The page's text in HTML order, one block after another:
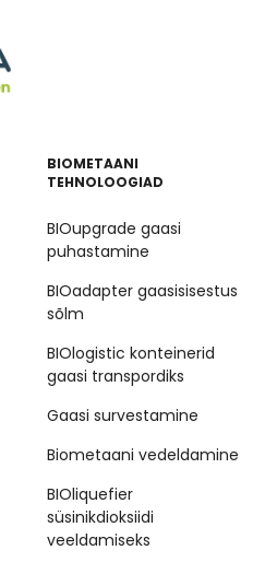
BIOMETAANI
TEHNOLOOGIAD
BIOupgrade gaasi
puhastamine
BIOadapter gaasisisestus
sõlm
BIOlogistic konteinerid
gaasi transpordiks
Gaasi survestamine
Biometaani vedeldamine
BIOliquefier
süsinikdioksiidi
veeldamiseks